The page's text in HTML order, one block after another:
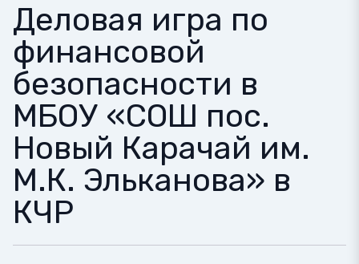
Деловая игра по
финансовой
безопасности в
МБОУ «СОШ пос.
Новый Карачай им.
М.К. Эльканова» в
КЧР